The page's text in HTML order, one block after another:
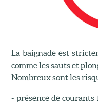
La baignade est
comme les sauts et
Nombreux sont les
- présence de